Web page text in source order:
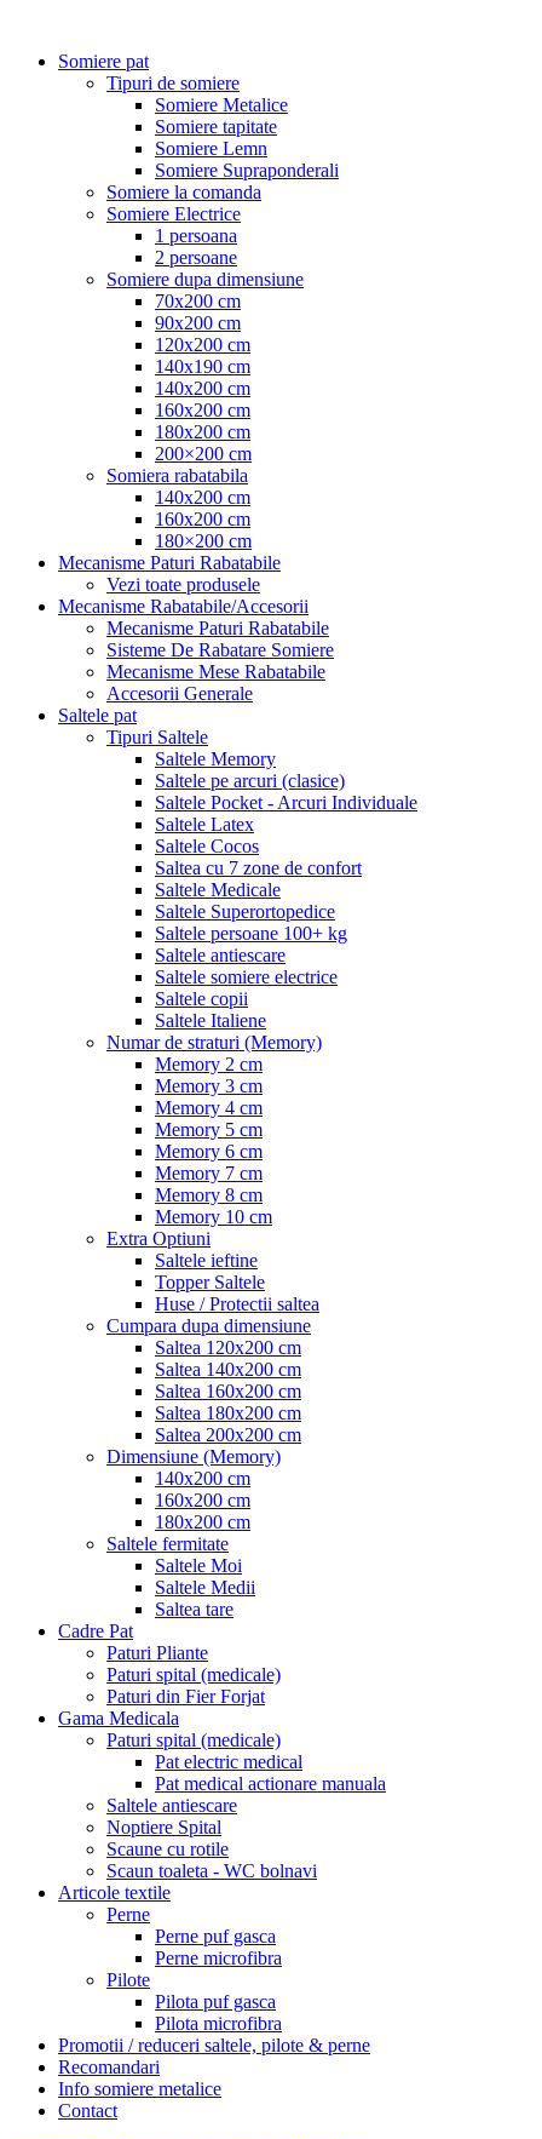
Somiere pat
Tipuri de somiere
Somiere Metalice
Somiere tapitate
Somiere Lemn
Somiere Supraponderali
Somiere la comanda
Somiere Electrice
1 persoana
2 persoane
Somiere dupa dimensiune
70x200 cm
90x200 cm
120x200 cm
140x190 cm
140x200 cm
160x200 cm
180x200 cm
200×200 cm
Somiera rabatabila
140x200 cm
160x200 cm
180×200 cm
Mecanisme Paturi Rabatabile
Vezi toate produsele
Mecanisme Rabatabile/Accesorii
Mecanisme Paturi Rabatabile
Sisteme De Rabatare Somiere
Mecanisme Mese Rabatabile
Accesorii Generale
Saltele pat
Tipuri Saltele
Saltele Memory
Saltele pe arcuri (clasice)
Saltele Pocket - Arcuri Individuale
Saltele Latex
Saltele Cocos
Saltea cu 7 zone de confort
Saltele Medicale
Saltele Superortopedice
Saltele persoane 100+ kg
Saltele antiescare
Saltele somiere electrice
Saltele copii
Saltele Italiene
Numar de straturi (Memory)
Memory 2 cm
Memory 3 cm
Memory 4 cm
Memory 5 cm
Memory 6 cm
Memory 7 cm
Memory 8 cm
Memory 10 cm
Extra Optiuni
Saltele ieftine
Topper Saltele
Huse / Protectii saltea
Cumpara dupa dimensiune
Saltea 120x200 cm
Saltea 140x200 cm
Saltea 160x200 cm
Saltea 180x200 cm
Saltea 200x200 cm
Dimensiune (Memory)
140x200 cm
160x200 cm
180x200 cm
Saltele fermitate
Saltele Moi
Saltele Medii
Saltea tare
Cadre Pat
Paturi Pliante
Paturi spital (medicale)
Paturi din Fier Forjat
Gama Medicala
Paturi spital (medicale)
Pat electric medical
Pat medical actionare manuala
Saltele antiescare
Noptiere Spital
Scaune cu rotile
Scaun toaleta - WC bolnavi
Articole textile
Perne
Perne puf gasca
Perne microfibra
Pilote
Pilota puf gasca
Pilota microfibra
Promotii / reduceri saltele, pilote & perne
Recomandari
Info somiere metalice
Contact